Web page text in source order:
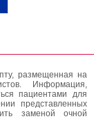
размещенная на
Информация,
пациентами для
представленных
заменой очной